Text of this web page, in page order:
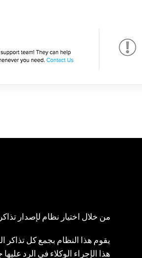
من خلال اختيار نظام لإصدار
يقوم هذا النظام بجمع كل تذاكر
هذا الإجراء الوكلاء في الرد